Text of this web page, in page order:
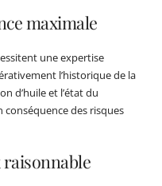
maximale
une expertise
l’historique de la
d’huile et l’état du
des risques
raisonnable